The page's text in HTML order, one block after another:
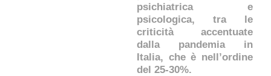
psichiatrica e
psicologica, tra le
criticità accentuate
dalla pandemia in
Italia, che è nell’ordine
del 25-30%.